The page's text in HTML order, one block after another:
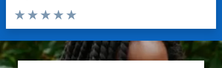
Valuta da 1 a 5 stelle la pagina
Valuta 5 stelle su 5
Valuta 4 stelle su 5
Valuta 3 stelle su 5
Valuta 2 stelle su 5
Valuta 1 stelle su 5